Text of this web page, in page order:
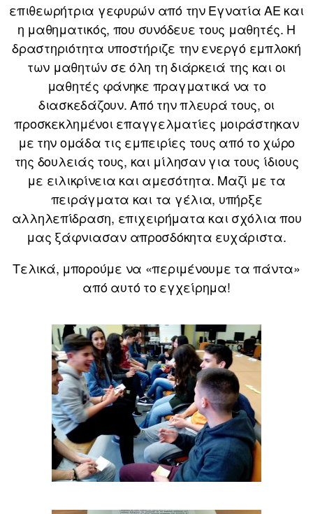
επιθεωρήτρια γεφυρών από την Εγνατία ΑΕ και
η μαθηματικός, που συνόδευε τους μαθητές. Η
δραστηριότητα υποστήριζε την ενεργό εμπλοκή
των μαθητών σε όλη τη διάρκειά της και οι
μαθητές φάνηκε πραγματικά να το
διασκεδάζουν. Από την πλευρά τους, οι
προσκεκλημένοι επαγγελματίες μοιράστηκαν
με την ομάδα τις εμπειρίες τους από το χώρο
της δουλειάς τους, και μίλησαν για τους ίδιους
με ειλικρίνεια και αμεσότητα. Μαζί με τα
πειράγματα και τα γέλια, υπήρξε
αλληλεπίδραση, επιχειρήματα και σχόλια που
μας ξάφνιασαν απροσδόκητα ευχάριστα.
Τελικά, μπορούμε να «περιμένουμε τα πάντα»
από αυτό το εγχείρημα!